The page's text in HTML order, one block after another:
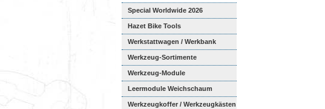
Special Worldwide 2026
Hazet Bike Tools
Werkstattwagen / Werkbank
Werkzeug-Sortimente
Werkzeug-Module
Weichschaumeinl...
Leermodule Weichschaum
Werkzeugkoffer / Werkzeugkästen